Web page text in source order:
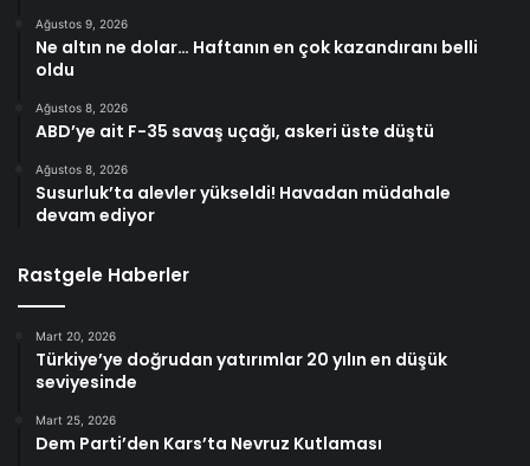
Ağustos 9, 2026
Ne altın ne dolar… Haftanın en çok kazandıranı belli
oldu
Ağustos 8, 2026
ABD’ye ait F-35 savaş uçağı, askeri üste düştü
Ağustos 8, 2026
Susurluk’ta alevler yükseldi! Havadan müdahale
devam ediyor
Rastgele Haberler
Mart 20, 2026
Türkiye’ye doğrudan yatırımlar 20 yılın en düşük
seviyesinde
Mart 25, 2026
Dem Parti’den Kars’ta Nevruz Kutlaması